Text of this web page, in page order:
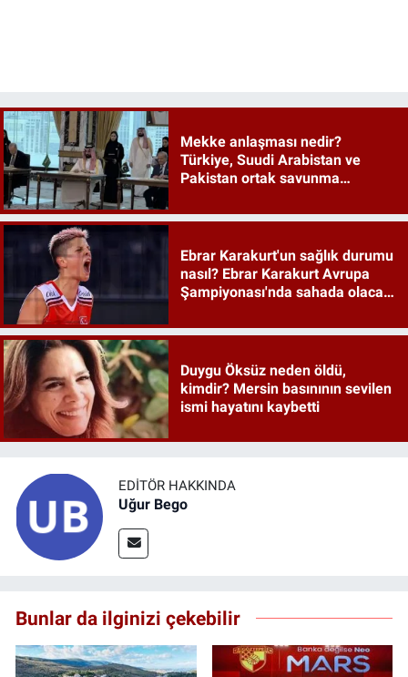
Mekke anlaşması nedir?
Türkiye, Suudi Arabistan ve
Pakistan ortak savunma
Ebrar Karakurt'un sağlık durumu
nasıl? Ebrar Karakurt Avrupa
Şampiyonası'nda sahada olacak
Duygu Öksüz neden öldü,
kimdir? Mersin basınının sevilen
ismi hayatını kaybetti
EDITÖR HAKKINDA
Uğur Bego
Bunlar da ilginizi çekebilir